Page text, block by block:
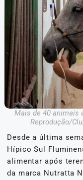
Mais de 40 animais
Reprodução/
Desde a última
Hípico Sul
alimentar após
da marca Nutratta